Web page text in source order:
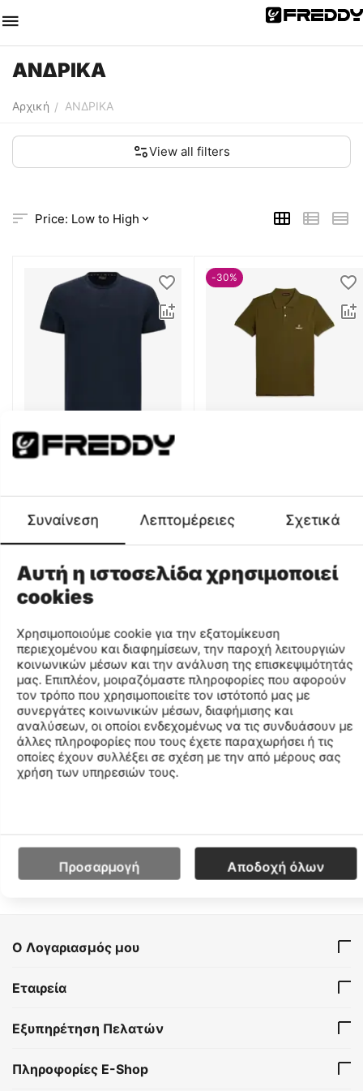
ΑΝΔΡΙΚΑ
Αρχική / ΑΝΔΡΙΚΑ
View all filters
Price: Low to High
Freddy Men's T-Shirt
CODE:
L
€999
-30%
L XL XXL
Χαμηλότερη Τιμή
-30%
Freddy Polo Ανδρικό Πόλο
CODE:
FRY25MPL01-White
Χαμηλότερη Τιμή
99
Ο Λογαριασμός μου
Εταιρεία
Εξυπηρέτηση Πελατών
Πληροφορίες E-Shop
Συναίνεση Λεπτομέρειες Σχετικά
Αυτή η ιστοσελίδα χρησιμοποιεί
cookies
Χρησιμοποιούμε cookie για την εξατομίκευση
περιεχομένου και διαφημίσεων, την παροχή λειτουργιών
κοινωνικών μέσων και την ανάλυση της επισκεψιμότητάς
μας. Επιπλέον, μοιραζόμαστε πληροφορίες που αφορούν
τον τρόπο που χρησιμοποιείτε τον ιστότοπό μας με
συνεργάτες κοινωνικών μέσων, διαφήμισης και
αναλύσεων, οι οποίοι ενδεχομένως να τις συνδυάσουν με
άλλες πληροφορίες που τους έχετε παραχωρήσει ή τις
οποίες έχουν συλλέξει σε σχέση με την από μέρους σας
χρήση των υπηρεσιών τους.
Προσαρμογή Αποδοχή όλων